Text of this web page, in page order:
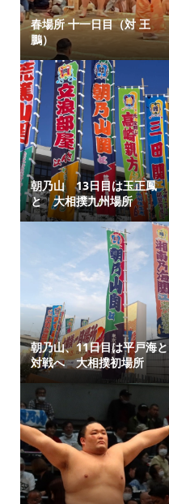
春場所 十一日目（対 王
鵬）
朝乃山 13日目は玉正鳳
と 大相撲九州場所
朝乃山、11日目は平戸海と
対戦へ 大相撲初場所